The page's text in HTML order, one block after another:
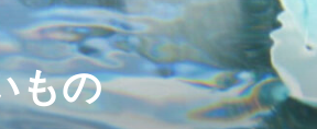
もの